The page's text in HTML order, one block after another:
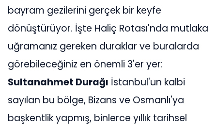
bayram gezilerini gerçek bir keyfe
dönüştürüyor. İşte Haliç Rotası'nda mutlaka
uğramanız gereken duraklar ve buralarda
görebileceğiniz en önemli 3'er yer:
Sultanahmet Durağı İstanbul'un kalbi
sayılan bu bölge, Bizans ve Osmanlı'ya
başkentlik yapmış, binlerce yıllık tarihsel